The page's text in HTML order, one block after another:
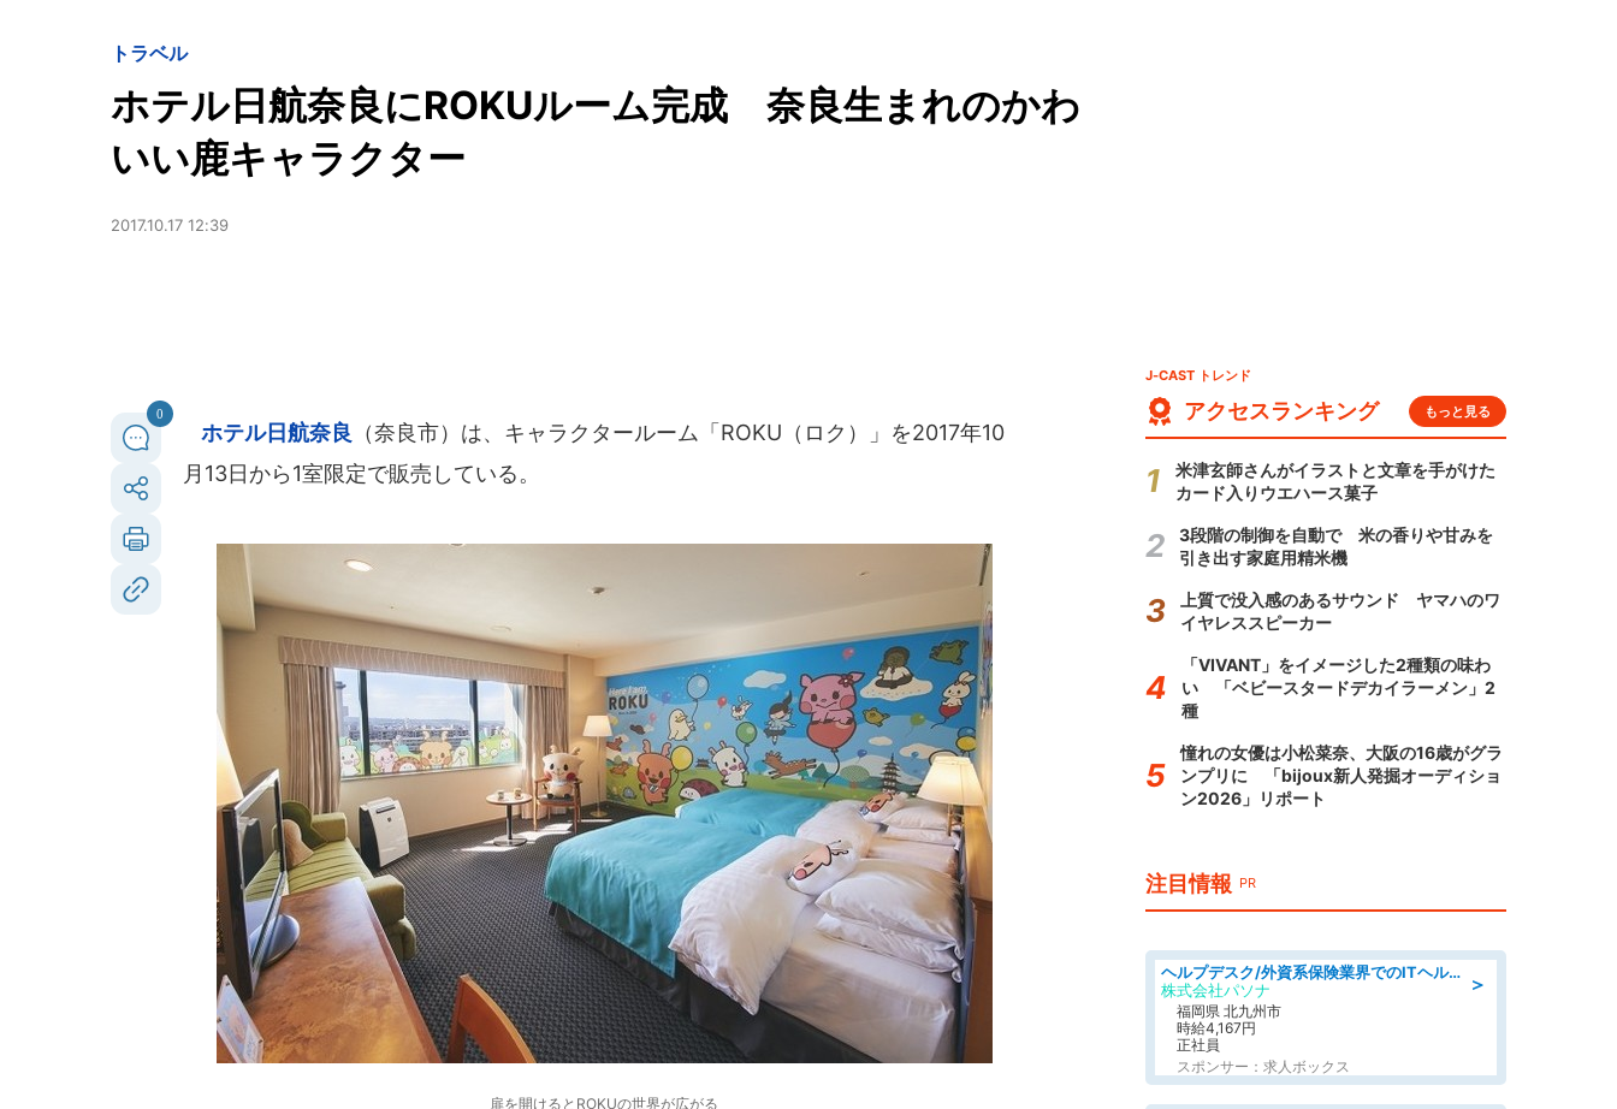
トラベル
ホテル日航奈良にROKUルーム完成 奈良生まれのかわ
いい鹿キャラクター
2017.10.17 12:39
0
ホテル日航奈良 （奈良市）は、キャラクタールーム「ROKU（ロク）」を2017年10
月13日から1室限定で販売している。
扉を開けるとROKUの世界が広がる
J-CAST トレンド
アクセスランキング もっと見る
米津玄師さんがイラストと文章を手がけた
カード入りウエハース菓子
3段階の制御を自動で 米の香りや甘みを
引き出す家庭用精米機
上質で没入感のあるサウンド ヤマハのワ
イヤレススピーカー
「VIVANT」をイメージした2種類の味わ
い 「ベビースタードデカイラーメン」2
種
憧れの女優は小松菜奈、大阪の16歳がグラ
ンプリに 「bijoux新人発掘オーディショ
ン2026」リポート
注目情報 PR
＞
ヘルプデスク/外資系保険業界でのITヘルプデスク業務/駅近/即日勤務可/ヘルプデスク
株式会社パソナ
福岡県 北九州市
時給4,167円
正社員
スポンサー：求人ボックス